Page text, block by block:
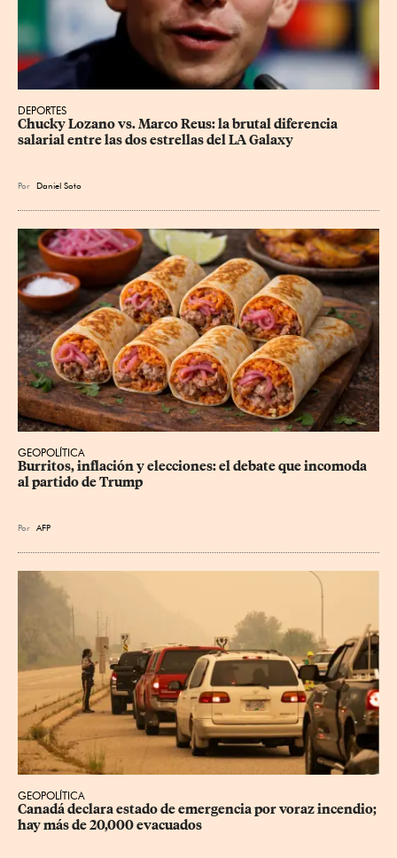
DEPORTES
Chucky Lozano vs. Marco Reus: la brutal diferencia
salarial entre las dos estrellas del LA Galaxy
Por Daniel Soto
GEOPOLÍTICA
Burritos, inflación y elecciones: el debate que incomoda
al partido de Trump
Por AFP
GEOPOLÍTICA
Canadá declara estado de emergencia por voraz incendio;
hay más de 20,000 evacuados